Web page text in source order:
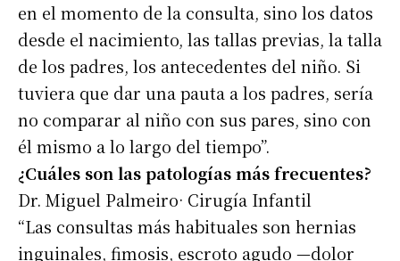
en el momento de la consulta, sino los datos
desde el nacimiento, las tallas previas, la talla
de los padres, los antecedentes del niño. Si
tuviera que dar una pauta a los padres, sería
no comparar al niño con sus pares, sino con
él mismo a lo largo del tiempo”.
¿Cuáles son las patologías más frecuentes?
Dr. Miguel Palmeiro· Cirugía Infantil
“Las consultas más habituales son hernias
inguinales, fimosis, escroto agudo —dolor